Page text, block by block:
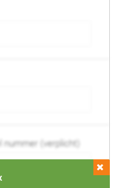
nummer (verplicht)